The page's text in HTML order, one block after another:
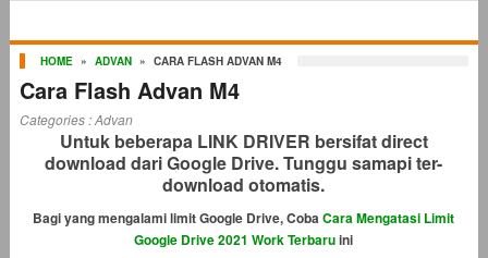
HOME » ADVAN » CARA FLASH ADVAN M4
Cara Flash Advan M4
Categories :Advan
Untuk beberapa LINK DRIVER bersifat direct
download dari Google Drive. Tunggu samapi ter-
download otomatis.
Bagi yang mengalami limit Google Drive, CobaCara Mengatasi Limit
Google Drive 2021 Work Terbaruini